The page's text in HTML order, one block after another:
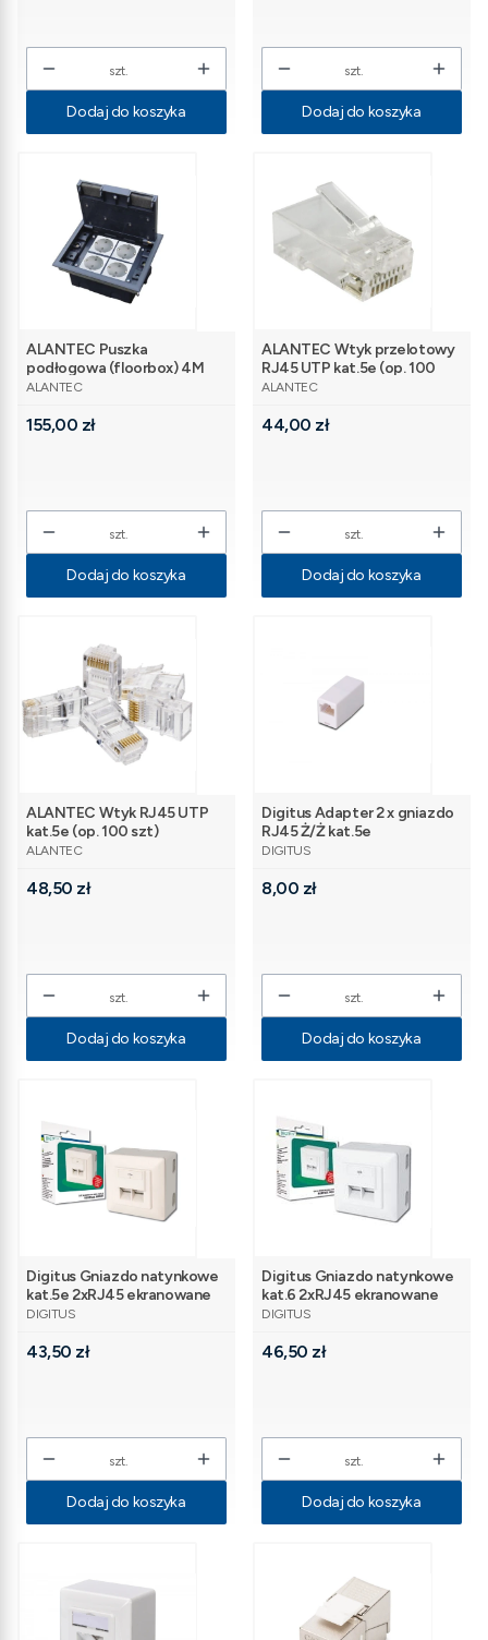
szt.
Dodaj do koszyka
szt.
Dodaj do koszyka
ALANTEC Puszka
podłogowa (floorbox) 4M
(45x45) regulowana
technicznej (wylewka
PRODUCENT
ALANTEC
Cena
155,00 zł
szt.
Dodaj do koszyka
ALANTEC Wtyk przelotowy
RJ45 UTP kat.5e (op. 100
szt)
PRODUCENT
ALANTEC
Cena
44,00 zł
szt.
Dodaj do koszyka
ALANTEC Wtyk RJ45 UTP
kat.5e (op. 100 szt)
PRODUCENT
ALANTEC
Cena
48,50 zł
szt.
Dodaj do koszyka
Digitus Adapter 2 x gniazdo
RJ45 Ż/Ż kat.5e
PRODUCENT
DIGITUS
Cena
8,00 zł
szt.
Dodaj do koszyka
Digitus Gniazdo natynkowe
kat.5e 2xRJ45 ekranowane
PRODUCENT
DIGITUS
Cena
43,50 zł
szt.
Dodaj do koszyka
Digitus Gniazdo natynkowe
kat.6 2xRJ45 ekranowane
PRODUCENT
DIGITUS
Cena
46,50 zł
szt.
Dodaj do koszyka